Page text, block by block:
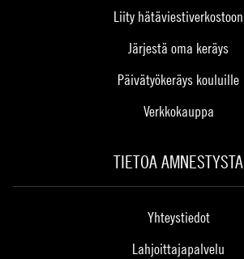
Liity hätäviestiverkostoon
Järjestä oma keräys
Päivätyökeräys kouluille
Verkkokauppa
TIETOA AMNESTYSTA
Yhteystiedot
Lahjoittajapalvelu